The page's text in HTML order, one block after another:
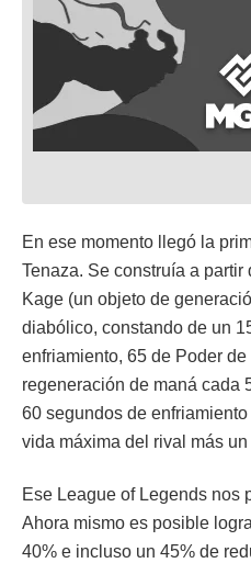
En ese momento llegó la
Tenaza. Se construía a
Kage (un objeto de
diabólico, constando de un
enfriamiento, 65 de Poder
regeneración de maná cada
60 segundos de
vida máxima del rival más
Ese League of Legends nos
Ahora mismo es posible
40% e incluso un 45% de